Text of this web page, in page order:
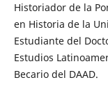
Historiador de la
en Historia de la
Estudiante del
Estudios
Becario del DAAD.